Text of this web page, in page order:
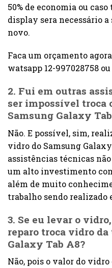
50% de economia ou
display sera necessário
novo.
Faca um orçamento
watsapp 12-997028758
2. Fui em outras
ser impossível troca
Samsung Galaxy
Não. E possível, sim,
vidro do Samsung
assistências técnicas
um alto investimento
além de muito
trabalho sendo realizado
3. Se eu levar o
reparo troca vidro
Galaxy Tab A8?
Não, pois o valor do vidro